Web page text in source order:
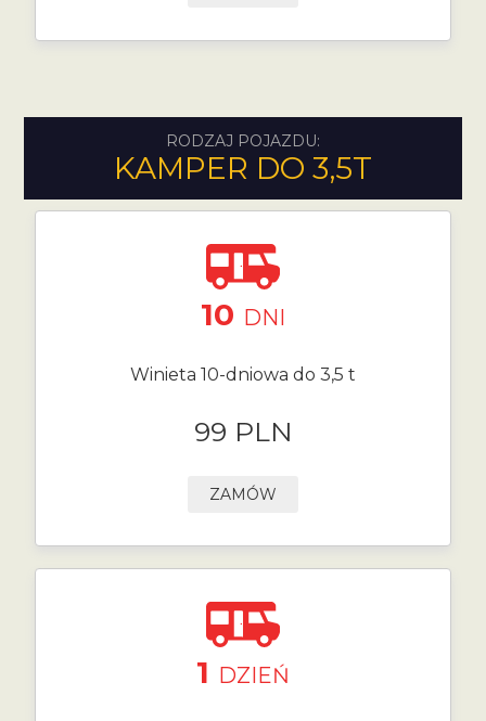
RODZAJ POJAZDU:
KAMPER DO 3,5T
10 DNI
Winieta 10-dniowa do 3,5 t
99 PLN
ZAMÓW
1 DZIEŃ